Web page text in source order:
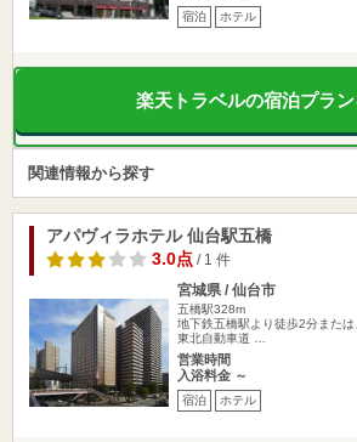
宿泊 ホテル
楽天トラベルの宿泊プラ
関連情報から探す
アパヴィラホテル 仙台駅五橋
3.0点/ 1 件
宮城県 / 仙台市
五橋駅328m
地下鉄五橋駅より徒歩2分また
東北自動車道 …
営業時間
入浴料金 ～
宿泊 ホテル